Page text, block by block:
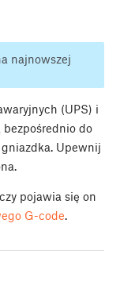
najnowszej
(UPS) i
bezpośrednio do
Upewnij
pojawia się on
G-code.